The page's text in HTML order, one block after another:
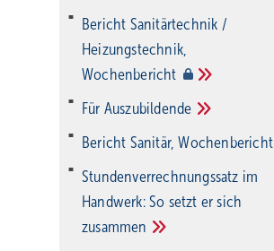
Bericht Sanitärtechnik /
Heizungstechnik,
Wochenbericht
Für Auszubildende
Bericht Sanitär,Wochenbericht
Stundenverrechnungssatz im
Handwerk: So setzt er sich
zusammen